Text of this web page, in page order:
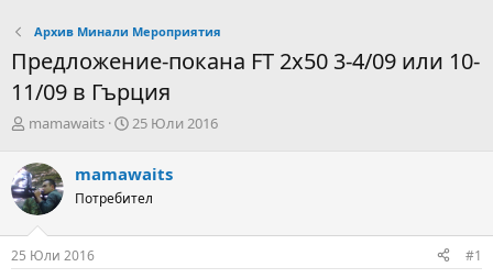
Архив Минали Мероприятия
Предложение-покана FT 2x50 3-4/09 или 10-
11/09 в Гърция
А
т
о
р
н
а
т
mamawaits
Н
а
л
а
25 Юли 2016
mamawaits
Потребител
25 Юли 2016 #1